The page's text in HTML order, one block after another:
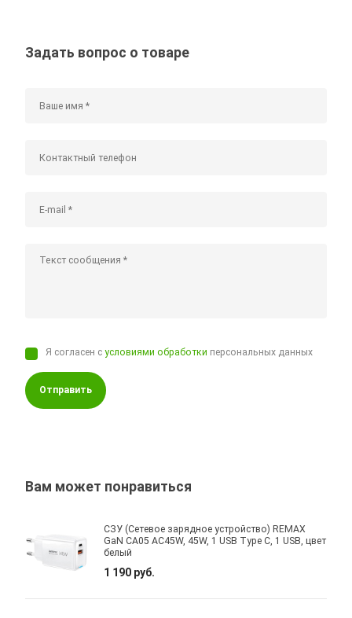
Задать вопрос о товаре
Я согласен сусловиями обработки персональных данных
Отправить
Вам может понравиться
СЗУ (Сетевое зарядное устройство) REMAX
GaN CA05 AC45W, 45W, 1 USB Type C, 1 USB, цвет
белый
1 190 руб.